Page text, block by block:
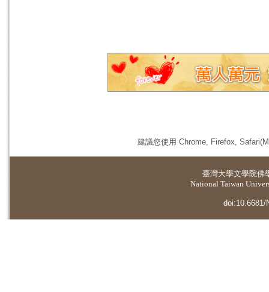
建議您使用 Chrome, Firefox,
臺灣大學文學院佛
National Taiwan
doi:10.6681/